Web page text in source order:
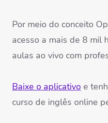
Por meio do conceito
acesso a mais de 8 mil
aulas ao vivo com
Baixe o aplicativo e
curso de inglês online